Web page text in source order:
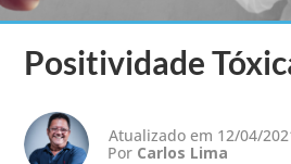
Positividade
Atualizado em 12/04/
Por Carlos Lima